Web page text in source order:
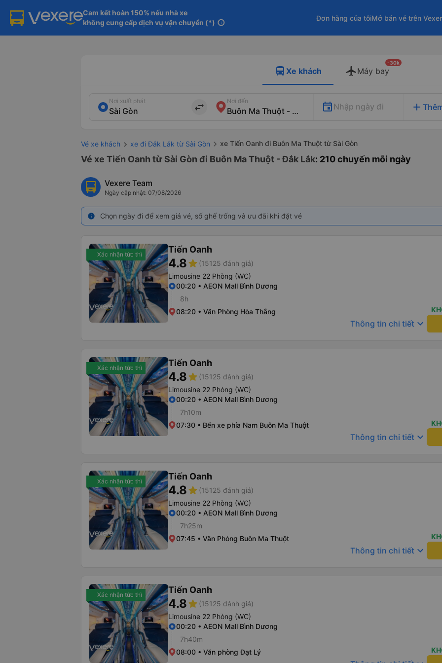
Cam kết hoàn 150% nếu nhà xe
không cung cấp dịch vụ vận chuyển (*) info
Đơn hàng của tôiMở bán vé trên
Xe khách Máy bay
-30k
Nơi xuất phát
import_export
Nơi đến
Nhập ngày đi add
Vé xe khách xe đi Đắk Lắk từ Sài Gòn xe Tiến Oanh đi Buôn Ma Thuột từ Sài Gòn
Vé xe Tiến Oanh từ Sài Gòn đi Buôn Ma Thuột - Đắk Lắk: 210 chuyến mỗi ngày
Vexere Team
Ngày cập nhật: 07/08/2026
info Chọn ngày đi để xem giá vé, số ghế trống và ưu đãi khi đặt vé
Xác nhận tức thì Tiến Oanh
4.8star (15125 đánh giá)
Limousine 22 Phòng (WC)
00:20 • AEON Mall Bình Dương
8h
08:20 • Văn Phòng Hòa Thắng
Thông tin chi tiết keyboard_arrow_down
Xác nhận tức thì Tiến Oanh
4.8star (15125 đánh giá)
Limousine 22 Phòng (WC)
00:20 • AEON Mall Bình Dương
7h10m
07:30 • Bến xe phía Nam Buôn Ma Thuột
Thông tin chi tiết keyboard_arrow_down
Xác nhận tức thì Tiến Oanh
4.8star (15125 đánh giá)
Limousine 22 Phòng (WC)
00:20 • AEON Mall Bình Dương
7h25m
07:45 • Văn Phòng Buôn Ma Thuột
Thông tin chi tiết keyboard_arrow_down
Xác nhận tức thì Tiến Oanh
4.8star (15125 đánh giá)
Limousine 22 Phòng (WC)
00:20 • AEON Mall Bình Dương
7h40m
08:00 • Văn phòng Đạt Lý